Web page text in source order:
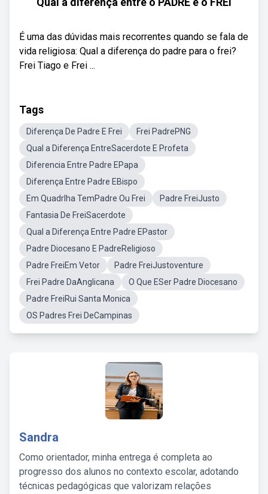
É uma das dúvidas mais recorrentes quando se fala de
vida religiosa: Qual a diferença do padre para o frei?
Frei Tiago e Frei ...
Tags
Diferença De Padre E Frei
Frei PadrePNG
Qual a Diferença EntreSacerdote E Profeta
Diferencia Entre Padre EPapa
Diferença Entre Padre EBispo
Em Quadrlha TemPadre Ou Frei
Padre FreiJusto
Fantasia De FreiSacerdote
Qual a Diferença Entre Padre EPastor
Padre Diocesano E PadreReligioso
Padre FreiEm Vetor
Padre FreiJustoventure
Frei Padre DaAnglicana
O Que ESer Padre Diocesano
Padre FreiRui Santa Monica
OS Padres Frei DeCampinas
Sandra
Como orientador, minha entrega é completa ao
progresso dos alunos no contexto escolar, adotando
técnicas pedagógicas que valorizam relações